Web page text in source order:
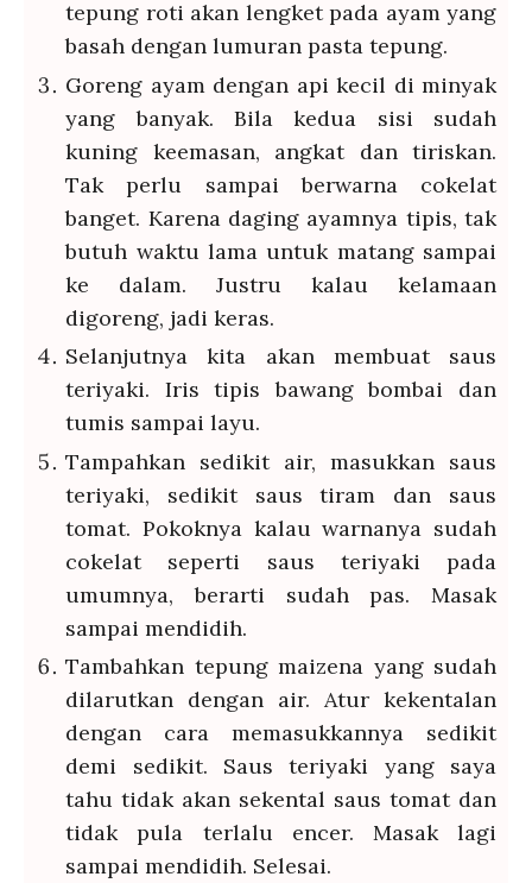
tepung roti akan lengket pada ayam yang
basah dengan lumuran pasta tepung.
Goreng ayam dengan api kecil di minyak
yang banyak. Bila kedua sisi sudah
kuning keemasan, angkat dan tiriskan.
Tak perlu sampai berwarna cokelat
banget. Karena daging ayamnya tipis, tak
butuh waktu lama untuk matang sampai
ke dalam. Justru kalau kelamaan
digoreng, jadi keras.
Selanjutnya kita akan membuat saus
teriyaki. Iris tipis bawang bombai dan
tumis sampai layu.
Tampahkan sedikit air, masukkan saus
teriyaki, sedikit saus tiram dan saus
tomat. Pokoknya kalau warnanya sudah
cokelat seperti saus teriyaki pada
umumnya, berarti sudah pas. Masak
sampai mendidih.
Tambahkan tepung maizena yang sudah
dilarutkan dengan air. Atur kekentalan
dengan cara memasukkannya sedikit
demi sedikit. Saus teriyaki yang saya
tahu tidak akan sekental saus tomat dan
tidak pula terlalu encer. Masak lagi
sampai mendidih. Selesai.